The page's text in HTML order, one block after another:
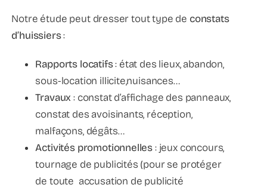
Notre étude peut dresser tout type de constats
d’huissiers:
Rapports locatifs: état des lieux, abandon,
sous-location illicite,nuisances…
Travaux : constat d’affichage des panneaux,
constat des avoisinants, réception,
malfaçons, dégâts…
Activités promotionnelles: jeux concours,
tournage de publicités (pour se protéger
de toute accusation de publicité